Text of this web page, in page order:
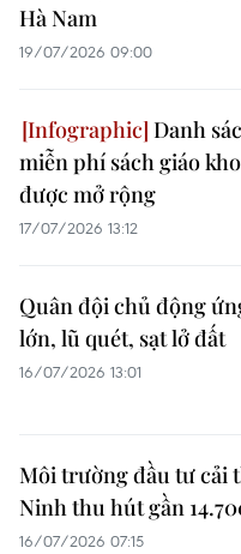
Hà Nam
19/07/2026 09:00
Danh
miễn phí sách giáo
được mở rộng
17/07/2026 13:12
Quân đội chủ động
lớn, lũ quét, sạt lở đất
16/07/2026 13:01
Môi trường đầu tư cải
Ninh thu hút gần
16/07/2026 07:15